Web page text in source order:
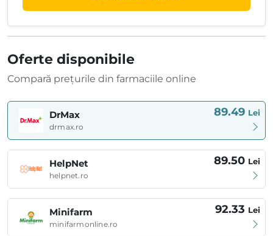
Oferte disponibile
Compară prețurile din farmaciile online
DrMax
drmax.ro
89.49 Lei
HelpNet
helpnet.ro
89.50 Lei
Minifarm
minifarmonline.ro
92.33 Lei